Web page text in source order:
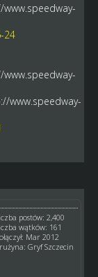
24
www.speedway-
postów: 2,400
wątków: 161
Mar 2012
Gryf Szczecin